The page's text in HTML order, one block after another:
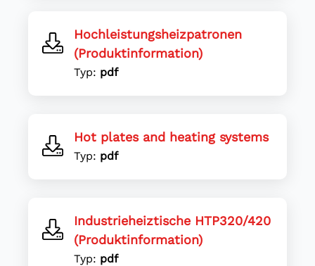
Hochleistungsheizpatronen
(Produktinformation)
Typ: pdf
Hot plates and heating systems
Typ: pdf
Industrieheiztische HTP320/420
(Produktinformation)
Typ: pdf